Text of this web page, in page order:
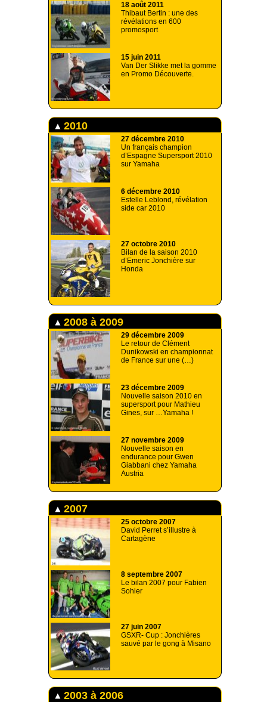
18 août 2011
Thibaut Bertin : une des
révélations en 600
promosport
15 juin 2011
Van Der Slikke met la gomme
en Promo Découverte.
2010
27 décembre 2010
Un français champion
d’Espagne Supersport 2010
sur Yamaha
6 décembre 2010
Estelle Leblond, révélation
side car 2010
27 octobre 2010
Bilan de la saison 2010
d’Emeric Jonchière sur
Honda
2008 à 2009
29 décembre 2009
Le retour de Clément
Dunikowski en championnat
de France sur une (…)
23 décembre 2009
Nouvelle saison 2010 en
supersport pour Mathieu
Gines, sur …Yamaha !
27 novembre 2009
Nouvelle saison en
endurance pour Gwen
Giabbani chez Yamaha
Austria
2007
25 octobre 2007
David Perret s’illustre à
Cartagène
8 septembre 2007
Le bilan 2007 pour Fabien
Sohier
27 juin 2007
GSXR- Cup : Jonchières
sauvé par le gong à Misano
2003 à 2006